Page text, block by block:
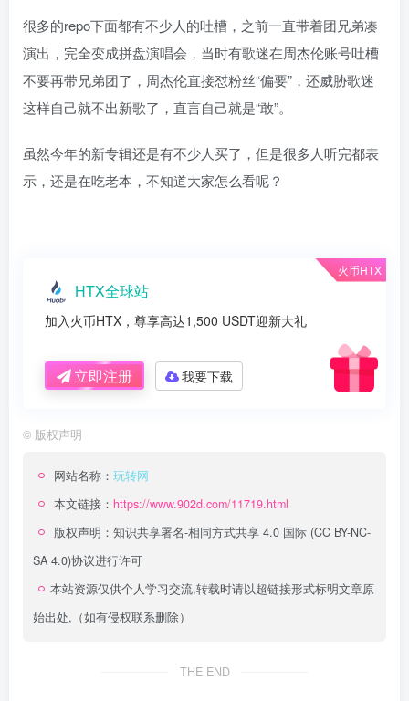
很多的repo下面都有不少人的吐槽，之前一直带着团兄弟凑
演出，完全变成拼盘演唱会，当时有歌迷在周杰伦账号吐槽
不要再带兄弟团了，周杰伦直接怼粉丝“偏要”，还威胁歌迷
这样自己就不出新歌了，直言自己就是“敢”。
虽然今年的新专辑还是有不少人买了，但是很多人听完都表
示，还是在吃老本，不知道大家怎么看呢？
火币HTX
HTX全球站
加入火币HTX，尊享高达1,500 USDT迎新大礼
立即注册 我要下载
© 版权声明
网站名称： 玩转网
本文链接： https://www.902d.com/11719.html
版权声明： 知识共享署名-相同方式共享 4.0 国际 (CC BY-NC-
SA 4.0)协议进行许可
本站资源仅供个人学习交流,转载时请以超链接形式标明文章原
始出处,（如有侵权联系删除）
THE END